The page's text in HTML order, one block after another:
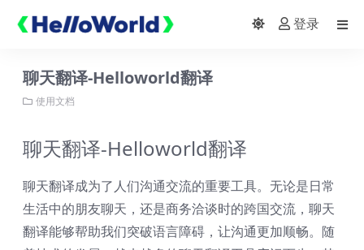
登录
聊天翻译​-Helloworld翻译
使用文档
聊天翻译​-Helloworld翻译
聊天翻译成为了人们沟通交流的重要工具。无论是日常
生活中的朋友聊天，还是商务洽谈时的跨国交流，聊天
翻译能够帮助我们突破语言障碍，让沟通更加顺畅。随